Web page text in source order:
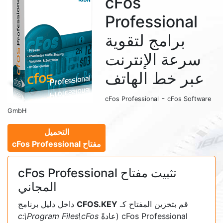
Professional
برامج لتقوية
سرعة الإنترنت
عبر خط الهاتف
cFos Professional - cFos Software
GmbH
التحميل
مفتاح cFos Professional
تثبيت مفتاح cFos Professional
المجاني
قم بتخزين المفتاح كـ CFOS.KEY داخل دليل برنامج
cFos Professional (عادةً
c:\Program Files\cFos